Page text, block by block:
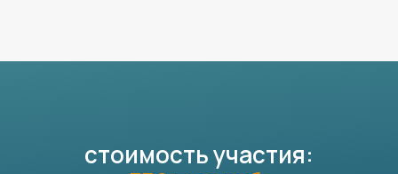
стоимость участия: